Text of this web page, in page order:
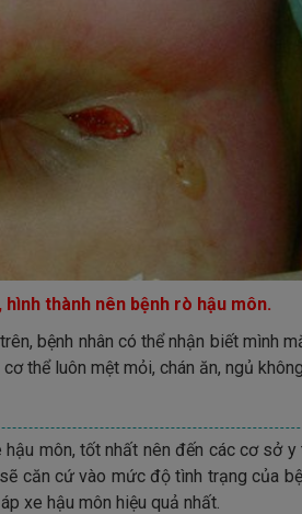
thành nên bệnh rò hậu môn.
bệnh nhân có thể nhận biết mình
thể luôn mệt mỏi, chán ăn, ngủ
môn, tốt nhất nên đến các cơ sở
căn cứ vào mức độ tình trạng của
xe hậu môn hiệu quả nhất.